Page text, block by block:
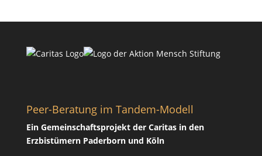
Peer-Beratung im Tandem-Modell
Ein Gemeinschaftsprojekt der Caritas in den
Erzbistümern Paderborn und Köln